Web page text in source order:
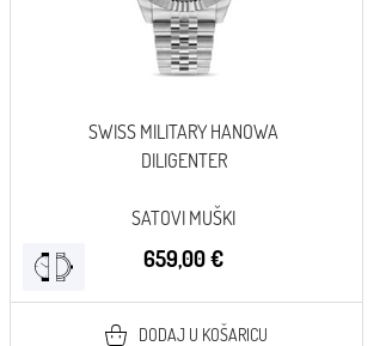
SWISS MILITARY HANOWA
DILIGENTER
SATOVI MUŠKI
659,00 €
DODAJ U KOŠARICU